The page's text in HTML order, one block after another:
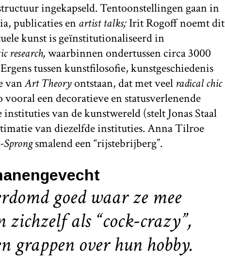
ingekapseld. Tentoonstellingen gaan in
publicaties enartist talks;Irit Rogoff noemt dit
kunst is geïnstitutionaliseerd in
research,waarbinnen ondertussen circa 3000
tussen kunstfilosofie, kunstgeschiedenis
vanArt Theoryontstaan, dat met veel radical chic
een decoratieve en statusverlenende
van de kunstwereld (stelt Jonas Staal
van diezelfde instituties. Anna Tilroe
Sprongsmalend een “rijstebrijberg”.
goed waar ze mee
als “cock-crazy”,
grappen over hun hobby.